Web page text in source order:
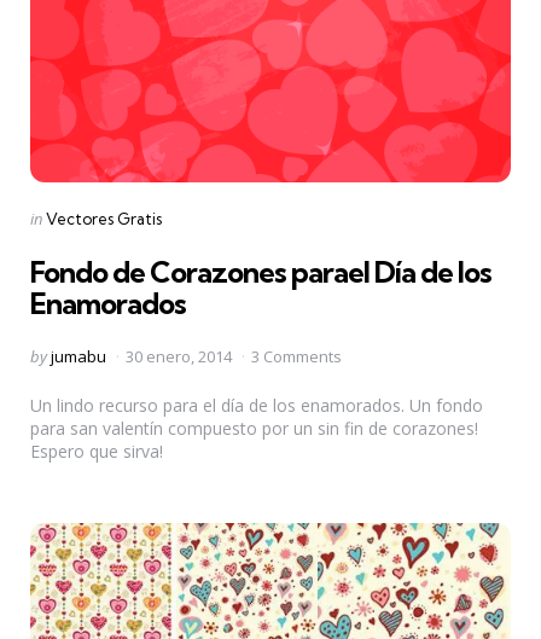
Categories
Posted
inVectores Gratis
Fondo de Corazones parael Día de los
Enamorados
Posted
byjumabu 30 enero, 2014 3 Comments
Un lindo recurso para el día de los enamorados. Un fondo
para san valentín compuesto por un sin fin de corazones!
Espero que sirva!